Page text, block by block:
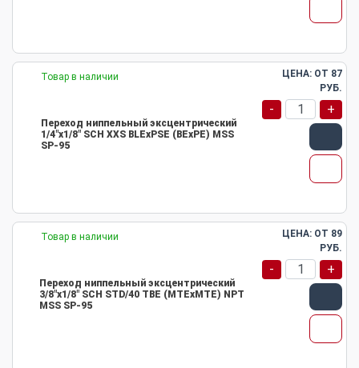
Товар в наличии
Переход ниппельный эксцентрический
1/4"х1/8" SCH XXS BLEхPSE (BEхPE) MSS
SP-95
ЦЕНА: ОТ 87
РУБ.
- +
Товар в наличии
Переход ниппельный эксцентрический
3/8"х1/8" SCH STD/40 TBE (MTEхMTE) NPT
MSS SP-95
ЦЕНА: ОТ 89
РУБ.
- +